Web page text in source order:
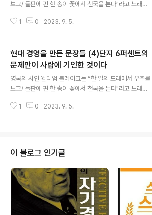
보고/ 들판에 핀 한 송이 꽃에서 천국을 본다"라고 노래했
이다. 조직을 운영하는 지식이자 목표를 달성하는 지식을
하나는 잘못된 이해에 있다: 눈에 보이고 경험하는 것을 그
대로 이해하는 단순 무식함, 맥락이나 상황이 빠진 피상적
이해. 경영에 관해 깊은 의미를 말해 주는 문장을 골라 가능
한 간결하게 설명하려고 한다. 조직이 추구하는 비전을 성
다. (5) 경영자에게도 완전한 정신혁명이 필요하다 노동자
1 0 2023. 9. 5.
현대 경영을 만든 문장들 (4)단지 6퍼센트의
문제만이 사람에 기인한 것이다
영국의 시인 윌리엄 블레이크는 “한 알의 모래에서 우주를
보고/ 들판에 핀 한 송이 꽃에서 천국을 본다"라고 노래했
이다. 조직을 운영하는 지식이자 목표를 달성하는 지식을
대로 이해하는 단순 무식함, 맥락이나 상황이 빠진 피상적
이해. 경영에 관해 깊은 의미를 말해 주는 문장을 골라 가능
한 간결하게 설명하려고 한다. 조직이 추구하는 비전을 성
취해 가는 과정에서 반드시 이해해야 하는 문장들을 골랐
다. (4) 단지 6퍼센트의 문제만이 사람에 기인한 것이다 사
업에서 94퍼센트의 문..
1 0 2023. 9. 5.
이 블로그 인기글